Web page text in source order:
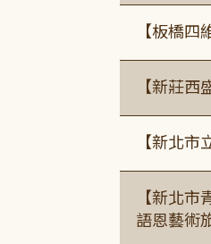
【板橋
【新莊
【新北
【新北
語恩藝術